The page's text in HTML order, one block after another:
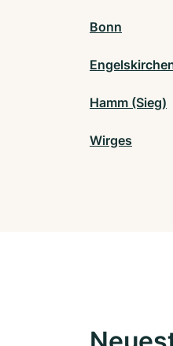
Bonn
Hamm (Sieg)
Wirges